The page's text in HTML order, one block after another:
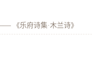
《乐府诗集·木兰诗》